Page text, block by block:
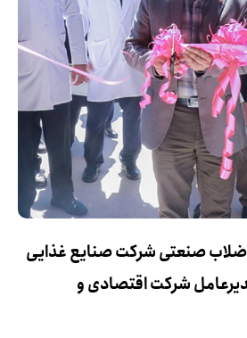
صنعتی شرکت صنایع غذایی
شرکت اقتصادی و